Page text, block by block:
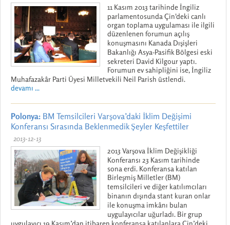
11 Kasım 2013 tarihinde İngiliz
parlamentosunda Çin'deki canlı
organ toplama uygulaması ile ilgili
düzenlenen forumun açılış
konuşmasını Kanada Dışişleri
Bakanlığı Asya-Pasifik Bölgesi eski
sekreteri David Kilgour yaptı.
Forumun ev sahipliğini ise, İngiliz
Muhafazakâr Parti Üyesi Milletvekili Neil Parish üstlendi.
devamı ...
Polonya: BM Temsilcileri Varşova’daki İklim Değişimi
Konferansı Sırasında Beklenmedik Şeyler Keşfettiler
2013-12-13
2013 Varşova İklim Değişikliği
Konferansı 23 Kasım tarihinde
sona erdi. Konferansa katılan
Birleşmiş Milletler (BM)
temsilcileri ve diğer katılımcıları
binanın dışında stant kuran onlar
ile konuşma imkânı bulan
uygulayıcılar uğurladı. Bir grup